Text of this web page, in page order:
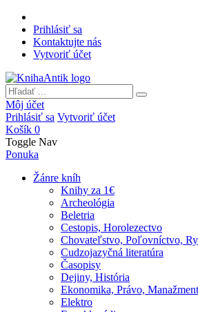
Prihlásiť sa
Kontaktujte nás
Vytvoriť účet
Môj účet
Prihlásiť sa Vytvoriť účet
Košík 0
Toggle Nav
Ponuka
Žánre kníh
Knihy za 1€
Archeológia
Beletria
Cestopis, Horolezectvo
Chovateľstvo, Poľovníctvo,
Cudzojazyčná literatúra
Časopisy
Dejiny, História
Ekonomika, Právo, Manažment
Elektro